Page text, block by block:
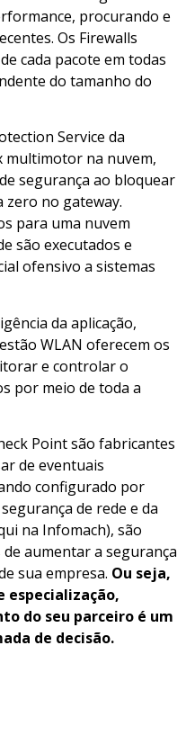
procurando e
Os Firewalls
cada pacote em todas
do tamanho do
Service da
multimotor na nuvem,
segurança ao bloquear
zero no gateway.
para uma nuvem
são executados e
ofensivo a sistemas
da aplicação,
WLAN oferecem os
e controlar o
por meio de toda a
Point são fabricantes
de eventuais
configurado por
de rede e da
na Infomach), são
de aumentar a segurança
sua empresa. Ou seja,
especialização,
do seu parceiro é um
de decisão.